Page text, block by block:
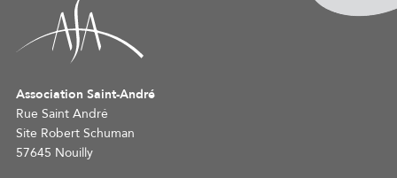
Association Saint-André
Rue Saint André
Site Robert Schuman
57645 Nouilly